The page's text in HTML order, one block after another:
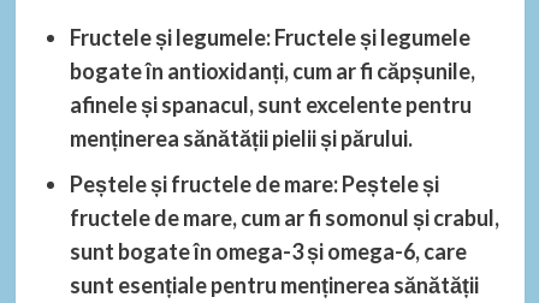
Fructele și legumele: Fructele și legumele
bogate în antioxidanți, cum ar fi căpșunile,
afinele și spanacul, sunt excelente pentru
menținerea sănătății pielii și părului.
Peștele și fructele de mare: Peștele și
fructele de mare, cum ar fi somonul și crabul,
sunt bogate în omega-3 și omega-6, care
sunt esențiale pentru menținerea sănătății